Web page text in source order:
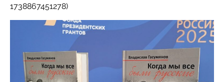
1738867451278)